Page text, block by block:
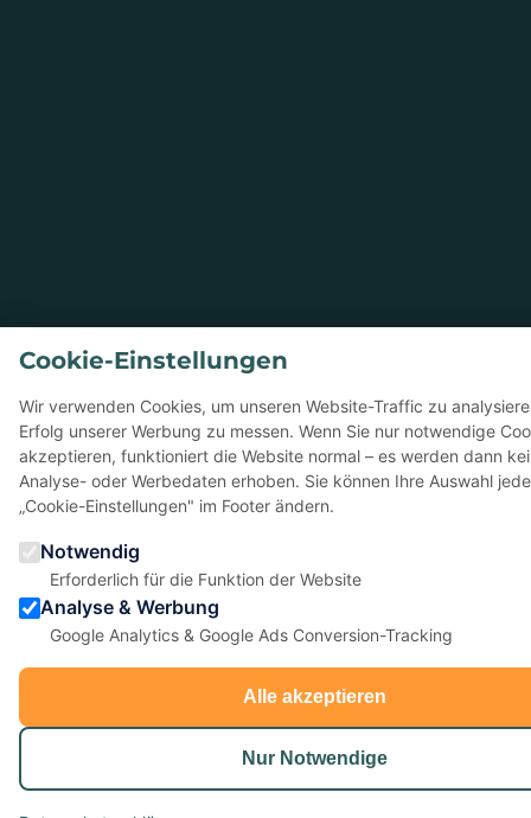
Cookie-Einstellungen
Wir verwenden Cookies, um unseren Website-Traffic zu
Erfolg unserer Werbung zu messen. Wenn Sie nur notwendige
akzeptieren, funktioniert die Website normal – es werden dann
Analyse- oder Werbedaten erhoben. Sie können Ihre Auswahl
„Cookie-Einstellungen" im Footer ändern.
Notwendig
Erforderlich für die Funktion der Website
Analyse & Werbung
Google Analytics & Google Ads Conversion-Tracking
Alle akzeptieren
Nur Notwendige